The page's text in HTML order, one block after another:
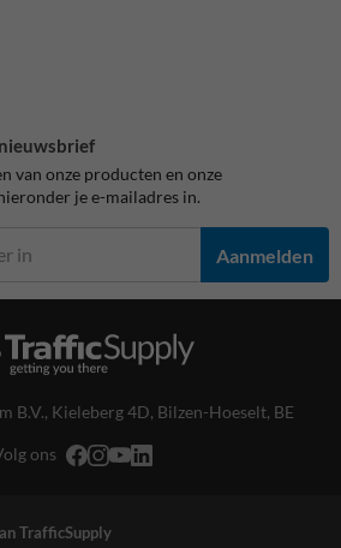
van onze producten en onze
je e-mailadres in.
Aanmelden
B.V., Kieleberg 4D, Bilzen-Hoeselt, BE
ons
TrafficSupply